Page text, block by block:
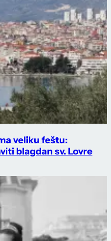
veliku feštu:
blagdan sv. Lovre